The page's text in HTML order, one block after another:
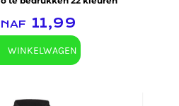
11,99
WINKELWAGEN